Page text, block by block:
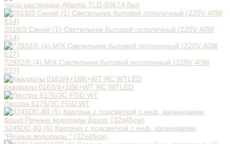
Часы настенные Atlantis TLD-6067A бел
2016/3 Синий (1) Светильник бытовой потолочный (220V 40W
E14)
72932/5 (4) MIX Светильник бытовой потолочный (220V 40W
E27)
Квадраты 0163/4+1BK+WT RC WTLED
Люстра 6175/3C FGD WT
3245DC-80 (5) Картина с подсветкой с инф. календарем,
"Речные водопады " (32х45см)